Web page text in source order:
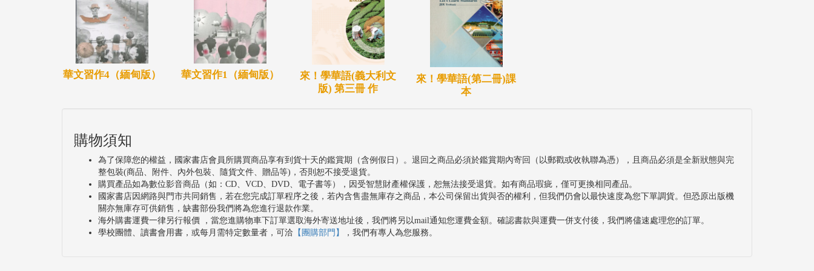
華文習作4（緬甸版） 華文習作1（緬甸版）
來！學華語(義大利文
版) 第三冊 作
來！學華語(第二冊)課
本
購物須知
為了保障您的權益，國家書店會員所購買商品享有到貨十天的鑑賞期（含例假日）。退回之商品必須於鑑賞期內寄回（以郵戳或收執聯為憑），且商品必須是全新狀態與完
整包裝(商品、附件、內外包裝、隨貨文件、贈品等)，否則恕不接受退貨。
購買產品如為數位影音商品（如：CD、VCD、DVD、電子書等），因受智慧財產權保護，恕無法接受退貨。如有商品瑕疵，僅可更換相同產品。
國家書店因網路與門市共同銷售，若在您完成訂單程序之後，若內含售盡無庫存之商品，本公司保留出貨與否的權利，但我們仍會以最快速度為您下單調貨。但恐原出版機
關亦無庫存可供銷售，缺書部份我們將為您進行退款作業。
海外購書運費一律另行報價 ，當您進購物車下訂單選取海外寄送地址後，我們將另以mail通知您運費金額。確認書款與運費一併支付後，我們將儘速處理您的訂單。
學校團體、讀書會用書，或每月需特定數量者，可洽 【團購部門】 ，我們有專人為您服務。